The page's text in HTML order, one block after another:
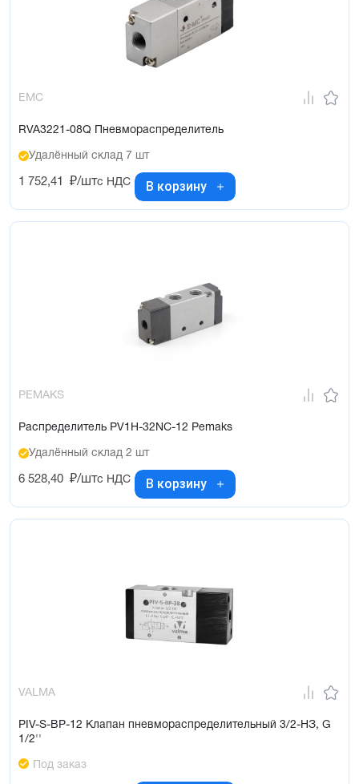
EMC
RVA3221-08Q Пневмораспределитель
Удалённый склад 7 шт
1 752,41 ₽/штс НДС В корзину
PEMAKS
Распределитель PV1H-32NC-12 Pemaks
Удалённый склад 2 шт
6 528,40 ₽/штс НДС В корзину
VALMA
PIV-S-BP-12 Клапан пневмораспределительный 3/2-НЗ, G
1/2''
Под заказ